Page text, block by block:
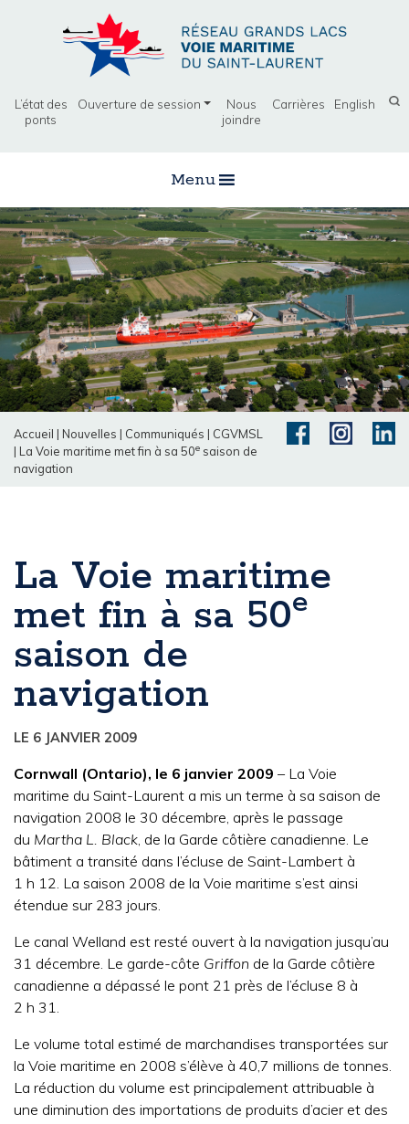
L’état des
ponts
Ouverture de session
Nous
joindre
Carrières English
Menu
Accueil | Nouvelles | Communiqués | CGVMSL
| La Voie maritime met fin à sa 50e saison de
navigation
La Voie maritime
met fin à sa 50e
saison de
navigation
LE 6 JANVIER 2009
Cornwall (Ontario), le 6 janvier 2009 – La Voie
maritime du Saint-Laurent a mis un terme à sa saison de
navigation 2008 le 30 décembre, après le passage
du Martha L. Black , de la Garde côtière canadienne. Le
bâtiment a transité dans l’écluse de Saint-Lambert à
1 h 12. La saison 2008 de la Voie maritime s’est ainsi
étendue sur 283 jours.
Le canal Welland est resté ouvert à la navigation jusqu’au
31 décembre. Le garde-côte Griffon de la Garde côtière
canadienne a dépassé le pont 21 près de l’écluse 8 à
2 h 31.
Le volume total estimé de marchandises transportées sur
la Voie maritime en 2008 s’élève à 40,7 millions de tonnes.
La réduction du volume est principalement attribuable à
une diminution des importations de produits d’acier et des